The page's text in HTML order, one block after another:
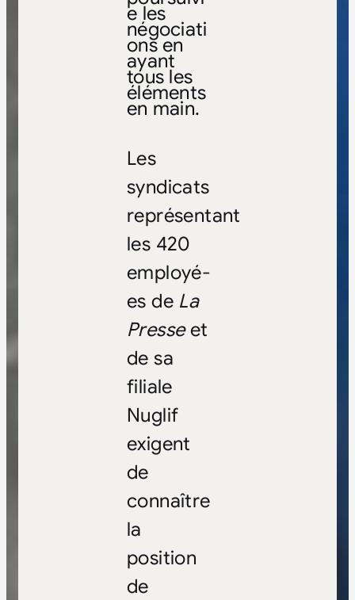
e les
négociati
ons en
ayant
tous les
éléments
en main.
Les
syndicats
représentant
les 420
employé-
es de La
Presseet
de sa
filiale
Nuglif
exigent
de
connaître
la
position
de